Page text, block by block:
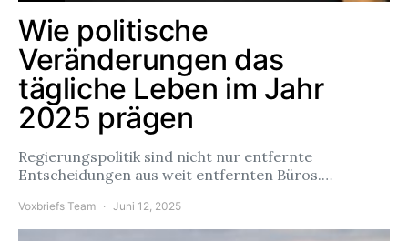
Wie politische
Veränderungen das
tägliche Leben im Jahr
2025 prägen
Regierungspolitik sind nicht nur entfernte
Entscheidungen aus weit entfernten Büros.…
Voxbriefs Team Juni 12, 2025